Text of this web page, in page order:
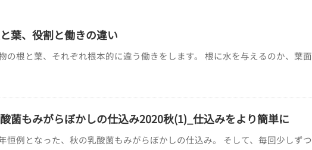
葉、役割と働きの違い
の根と葉、それぞれ根本的に違う働きをします。 根に水を与えるのか、葉
菌もみがらぼかしの仕込み2020秋(1)_仕込みをより簡単に
恒例となった、秋の乳酸菌もみがらぼかしの仕込み。 そして、毎回少しず